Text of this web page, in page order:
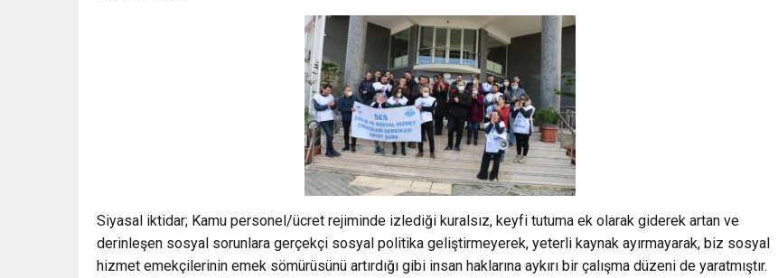
Siyasal iktidar; Kamu personel/ücret rejiminde izlediği kuralsız, keyfi tutuma ek olarak giderek artan ve
derinleşen sosyal sorunlara gerçekçi sosyal politika geliştirmeyerek, yeterli kaynak ayırmayarak, biz sosyal
hizmet emekçilerinin emek sömürüsünü artırdığı gibi insan haklarına aykırı bir çalışma düzeni de yaratmıştır.